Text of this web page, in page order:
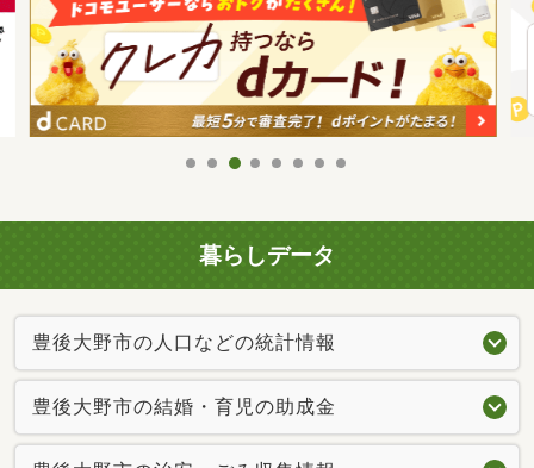
暮らしデータ
豊後大野市の人口などの統計情報
豊後大野市の結婚・育児の助成金